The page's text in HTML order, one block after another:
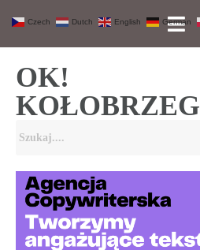
OK!
KOŁOBRZEG
Czech Dutch English German